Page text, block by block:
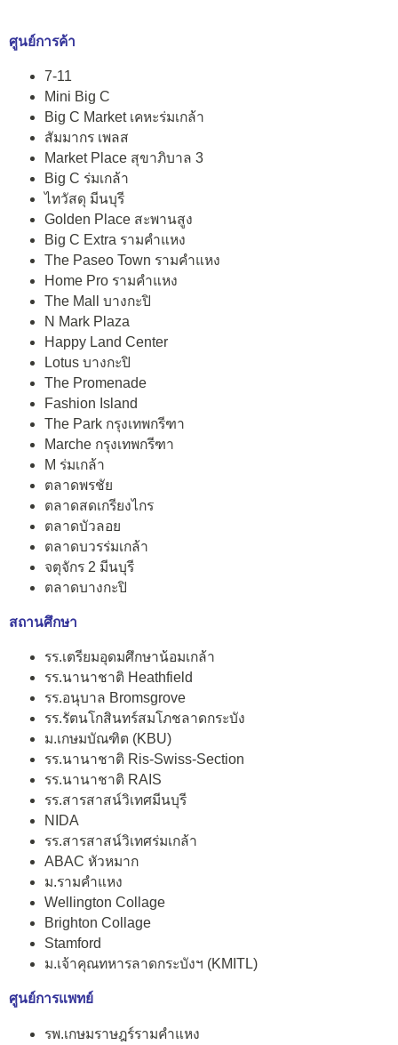
ศูนย์การค้า
7-11
Mini Big C
Big C Market เคหะร่มเกล้า
สัมมากร เพลส
Market Place สุขาภิบาล 3
Big C ร่มเกล้า
ไทวัสดุ มีนบุรี
Golden Place สะพานสูง
Big C Extra รามคำแหง
The Paseo Town รามคำแหง
Home Pro รามคำแหง
The Mall บางกะปิ
N Mark Plaza
Happy Land Center
Lotus บางกะปิ
The Promenade
Fashion Island
The Park กรุงเทพกรีฑา
Marche กรุงเทพกรีฑา
M ร่มเกล้า
ตลาดพรชัย
ตลาดสดเกรียงไกร
ตลาดบัวลอย
ตลาดบวรร่มเกล้า
จตุจักร 2 มีนบุรี
ตลาดบางกะปิ
สถานศึกษา
รร.เตรียมอุดมศึกษาน้อมเกล้า
รร.นานาชาติ Heathfield
รร.อนุบาล Bromsgrove
รร.รัตนโกสินทร์สมโภชลาดกระบัง
ม.เกษมบัณฑิต (KBU)
รร.นานาชาติ Ris-Swiss-Section
รร.นานาชาติ RAIS
รร.สารสาสน์วิเทศมีนบุรี
NIDA
รร.สารสาสน์วิเทศร่มเกล้า
ABAC หัวหมาก
ม.รามคำแหง
Wellington Collage
Brighton Collage
Stamford
ม.เจ้าคุณทหารลาดกระบังฯ (KMITL)
ศูนย์การแพทย์
รพ.เกษมราษฎร์รามคำแหง